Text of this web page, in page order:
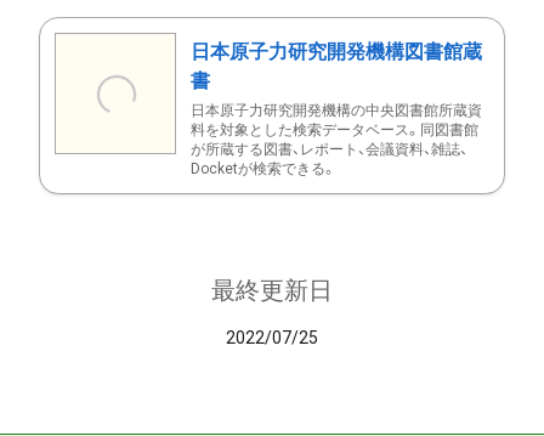
日本原子力研究開発機構図書館蔵
書
日本原子力研究開発機構の中央図書館所蔵資
料を対象とした検索データベース。同図書館
が所蔵する図書、レポート、会議資料、雑誌、
Docketが検索できる。
最終更新日
2022/07/25